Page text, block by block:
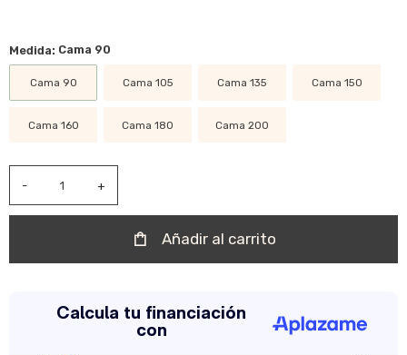
Medida: Cama 90
Cama 90 Cama 105 Cama 135 Cama 150
Cama 160 Cama 180 Cama 200
- +
Añadir al carrito